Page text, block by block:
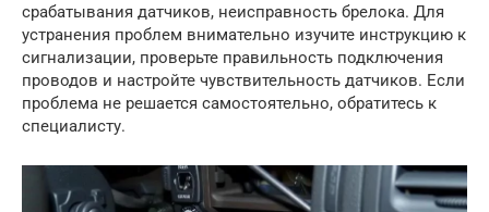
срабатывания датчиков, неисправность брелока. Для
устранения проблем внимательно изучите инструкцию к
сигнализации, проверьте правильность подключения
проводов и настройте чувствительность датчиков. Если
проблема не решается самостоятельно, обратитесь к
специалисту.